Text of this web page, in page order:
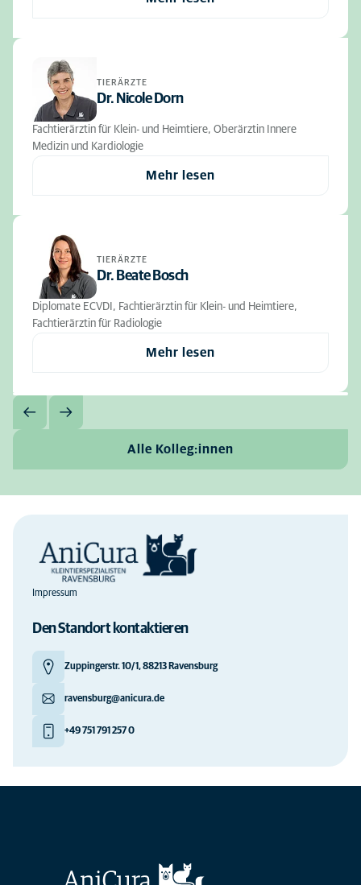
TIERÄRZTE
Dr. Nicole Dorn
Fachtierärztin für Klein- und Heimtiere, Oberärztin Innere
Medizin und Kardiologie
Mehr lesen
TIERÄRZTE
Dr. Beate Bosch
Diplomate ECVDI, Fachtierärztin für Klein- und Heimtiere,
Fachtierärztin für Radiologie
Mehr lesen
Alle Kolleg:innen
Impressum
Den Standort kontaktieren
Zuppingerstr. 10/1, 88213 Ravensburg
ravensburg@anicura.de
+49 751 791 257 0